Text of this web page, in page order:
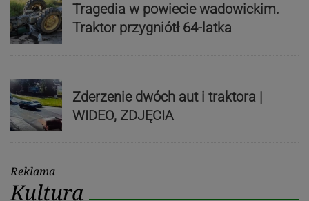
Tragedia w powiecie wadowickim.
Traktor przygniótł 64-latka
Zderzenie dwóch aut i traktora |
WIDEO, ZDJĘCIA
Reklama
Kultura